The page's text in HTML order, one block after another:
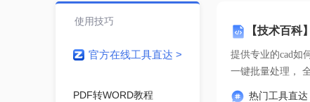
【技术百
提供专业的cad如
热门工具直达
使用技巧
官方在线工具直达 >
PDF转WORD教程